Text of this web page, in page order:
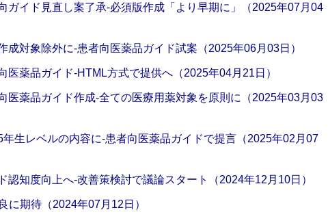
ガイド見直し案了承‐必須版作成「より早期に」（2025年07月04
成対象除外に‐患者向医薬品ガイド試案（2025年06月03日）
医薬品ガイド‐HTML方式で提供へ（2025年04月21日）
医薬品ガイド作成‐全ての医療用薬対象を原則に（2025年03月03
年生レベルの内容に‐患者向医薬品ガイドで提言（2025年02月07
認知度向上へ‐改善策検討で議論スタート（2024年12月10日）
に期待（2024年07月12日）